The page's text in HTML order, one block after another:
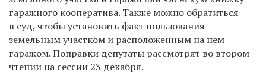
гаражного кооператива. Также можно обратиться
в суд, чтобы установить факт пользования
земельным участком и расположенным на нем
гаражом. Поправки депутаты рассмотрят во втором
чтении на сессии 23 декабря.